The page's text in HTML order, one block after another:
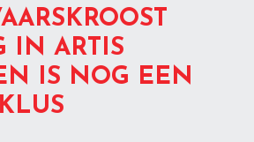
IN ARTIS
IS NOG EEN